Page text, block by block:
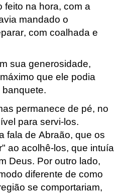
feito na hora, com a
mandado o
com coalhada e
sua generosidade,
que ele podia
permanece de pé, no
para servi-los.
fala de Abraão, que os
ao acolhê-los, que intuía
Deus. Por outro lado,
diferente de como
se comportariam,